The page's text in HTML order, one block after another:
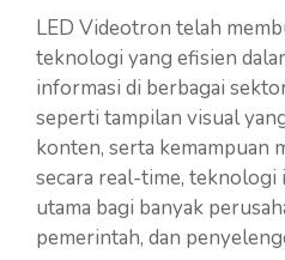
LED Videotron telah
teknologi yang efisien
informasi di berbagai
seperti tampilan visual
konten, serta kemampuan
secara real-time, teknologi
utama bagi banyak
pemerintah, dan